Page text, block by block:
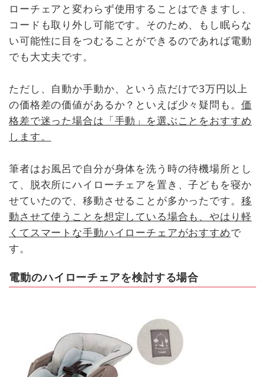
ローチェアと変わらず使用することはできますし、
コードも取り外し可能です。そのため、もし眠らな
い可能性に目をつむることができるのであれば電動
でも大丈夫です。
ただし、自動か手動か、という点だけで3万円以上
の価格差の価値があるか？といえば少々疑問も。 価
格差で迷った場合は「手動」を選ぶことをおすすめ
します。
筆者はお風呂で自分が身体を洗う時の待機場所とし
て、脱衣所にハイローチェアを置き、子どもを寝か
せていたので、移動させることが多かったです。 移
動させて使うことを想定している場合も、やはり軽
くてスマートな手動ハイローチェアがおすすめで
す。
電動のハイローチェアを検討する場合